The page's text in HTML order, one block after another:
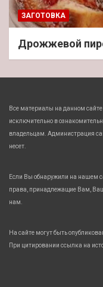
ЗАГОТОВКА
Дрожжевой
Все материалы на данном
исключительно в
владельцам. Администрация
несет.
Если Вы обнаружили на нашем
права, принадлежащие Вам,
нам.
На сайте могут быть
При цитировании ссылка на